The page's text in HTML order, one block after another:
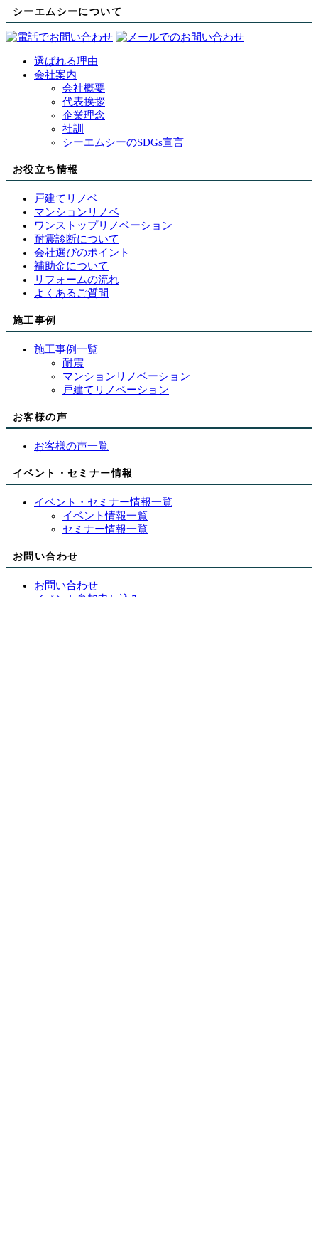
シーエムシーについて
選ばれる理由
会社案内
会社概要
代表挨拶
企業理念
社訓
シーエムシーのSDGs宣言
お役立ち情報
戸建てリノベ
マンションリノベ
ワンストップリノベーション
耐震診断について
会社選びのポイント
補助金について
リフォームの流れ
よくあるご質問
施工事例
施工事例一覧
耐震
マンションリノベーション
戸建てリノベーション
お客様の声
お客様の声一覧
イベント・セミナー情報
イベント・セミナー情報一覧
イベント情報一覧
セミナー情報一覧
お問い合わせ
お問い合わせ
イベント参加申し込み